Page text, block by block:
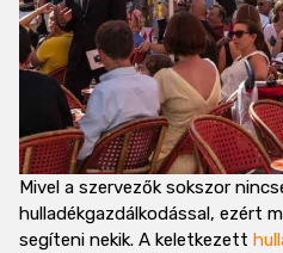
Mivel a szervezők sokszor
hulladékgazdálkodással, ezért
segíteni nekik. A keletkezett